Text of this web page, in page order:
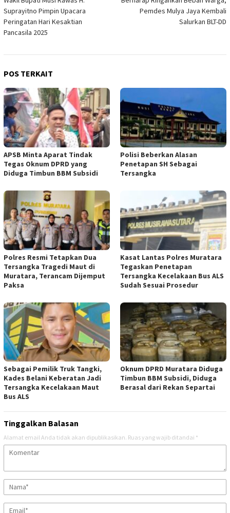
pos
Suprayitno Pimpin Upacara
Peringatan Hari Kesaktian
Pancasila 2025
Pemdes Mulya Jaya Kembali
Salurkan BLT-DD
POS TERKAIT
APSB Minta Aparat Tindak
Tegas Oknum DPRD yang
Diduga Timbun BBM Subsidi
Polisi Beberkan Alasan
Penetapan SH Sebagai
Tersangka
Polres Resmi Tetapkan Dua
Tersangka Tragedi Maut di
Muratara, Terancam Dijemput
Paksa
Kasat Lantas Polres Muratara
Tegaskan Penetapan
Tersangka Kecelakaan Bus ALS
Sudah Sesuai Prosedur
Sebagai Pemilik Truk Tangki,
Kades Belani Keberatan Jadi
Tersangka Kecelakaan Maut
Bus ALS
Oknum DPRD Muratara Diduga
Timbun BBM Subsidi, Diduga
Berasal dari Rekan Separtai
Tinggalkan Balasan
Alamat email Anda tidak akan dipublikasikan. Ruas yang wajib ditandai *